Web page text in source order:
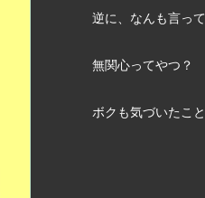
逆に、なんも言っ
無関心ってやつ？
ボクも気づいたこ